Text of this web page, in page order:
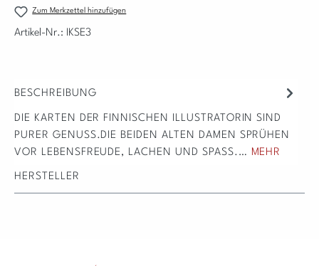
Zum Merkzettel hinzufügen
Artikel-Nr.: IKSE3
BESCHREIBUNG
DIE KARTEN DER FINNISCHEN ILLUSTRATORIN SIND
PURER GENUSS.DIE BEIDEN ALTEN DAMEN SPRÜHEN
VOR LEBENSFREUDE, LACHEN UND SPASS.… MEHR
HERSTELLER